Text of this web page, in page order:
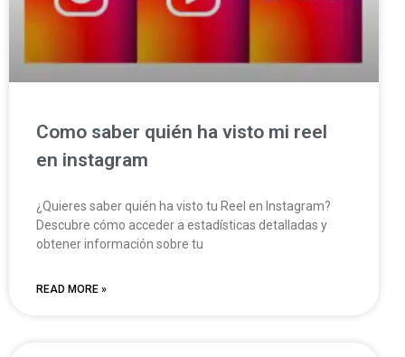
Como saber quién ha visto mi reel
en instagram
¿Quieres saber quién ha visto tu Reel en Instagram?
Descubre cómo acceder a estadísticas detalladas y
obtener información sobre tu
READ MORE »